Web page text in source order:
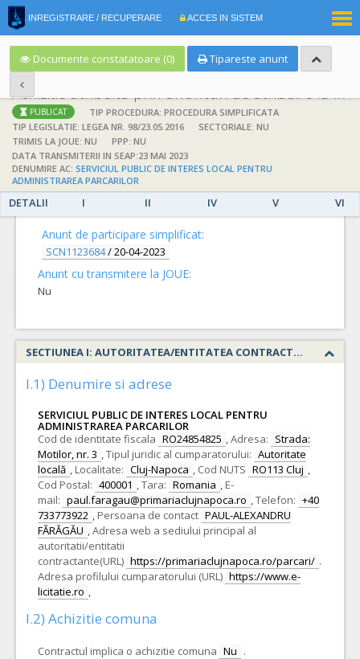
INREGISTRARE / RECUPERARE ACCES IN SISTEM
Documente constatatoare (0) Tipareste anunt
; Achizitie atribuita prin anunturi de atribuire la anuntul simplificat
PUBLICAT
TIP PROCEDURA: PROCEDURA SIMPLIFICATA
TIP LEGISLATIE: LEGEA NR. 98/23.05.2016
SECTORIALE: NU
TRIMIS LA JOUE: NU
PPP: NU
DATA TRANSMITERII IN SEAP:23 MAI 2023
DENUMIRE AC: SERVICIUL PUBLIC DE INTERES LOCAL PENTRU
ADMINISTRAREA PARCARILOR
DETALII I II IV V VI
DETALII
Anunt de participare simplificat:
SCN1123684/20-04-2023
Anunt cu transmitere la JOUE:
Nu
SECTIUNEA I: AUTORITATEA/ENTITATEA CONTRACTANTA
I.1) Denumire si adrese
SERVICIUL PUBLIC DE INTERES LOCAL PENTRU
ADMINISTRAREA PARCARILOR
Cod de identitate fiscala RO24854825 ,Adresa: Strada:
Motilor, nr. 3 ,Tipul juridic al cumparatorului: Autoritate
locală , Localitate: Cluj-Napoca , Cod NUTS RO113 Cluj ,
Cod Postal: 400001 ,Tara: Romania , E-
mail: paul.faragau@primariaclujnapoca.ro ,Telefon: +40
733773922 , Persoana de contact PAUL-ALEXANDRU
FĂRĂGĂU ,Adresa web a sediului principal al
autoritatii/entitatii
contractante(URL) https://primariaclujnapoca.ro/parcari/ .
Adresa profilului cumparatorului (URL) https://www.e-
licitatie.ro ,
I.2) Achizitie comuna
Contractul implica o achizitie comuna Nu .